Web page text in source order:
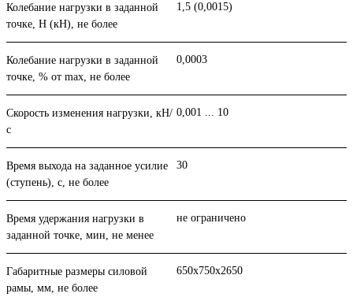
Колебание нагрузки в задан­ной
точке, Н (кН), не более
1,5 (0,0015)
Колебание нагрузки в задан­ной
точке, % от max, не более
0,0003
Скорость изменения нагрузки, кН/
с
0,001 ... 10
Время выхода на заданное усилие
(ступень), с, не более
30
Время удержания нагрузки в
заданной точке, мин, не менее
не ограничено
Габаритные размеры силовой
рамы, мм, не более
650х750х2650